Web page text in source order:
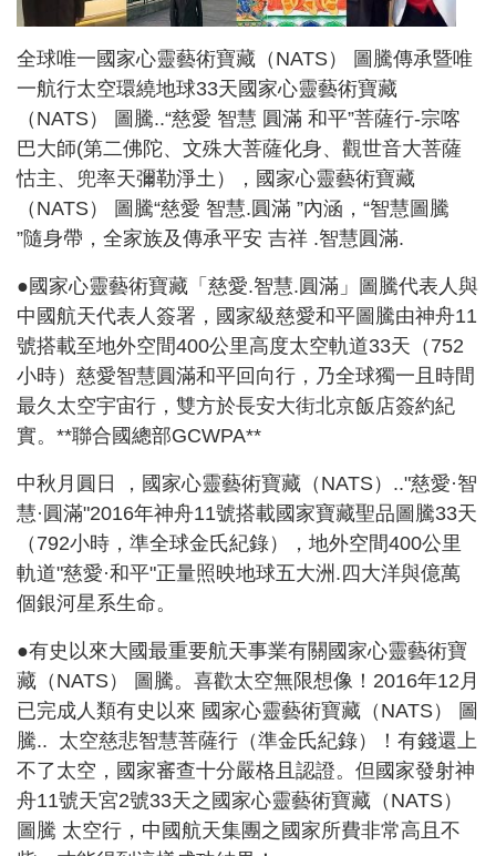
全球唯一國家心靈藝術寶藏（NATS） 圖騰傳承暨唯
一航行太空環繞地球33天國家心靈藝術寶藏
（NATS） 圖騰..“慈愛 智慧 圓滿 和平”菩薩行-宗喀
巴大師(第二佛陀、文殊大菩薩化身、觀世音大菩薩
怙主、兜率天彌勒淨土），國家心靈藝術寶藏
（NATS） 圖騰“慈愛 智慧.圓滿 ”內涵，“智慧圖騰
”隨身帶，全家族及傳承平安 吉祥 .智慧圓滿.
●國家心靈藝術寶藏「慈愛.智慧.圓滿」圖騰代表人與
中國航天代表人簽署，國家級慈愛和平圖騰由神舟11
號搭載至地外空間400公里高度太空軌道33天（752
小時）慈愛智慧圓滿和平回向行，乃全球獨一且時間
最久太空宇宙行，雙方於長安大街北京飯店簽約紀
實。**聯合國總部GCWPA**
中秋月圓日 ，國家心靈藝術寶藏（NATS）.."慈愛·智
慧·圓滿"2016年神舟11號搭載國家寶藏聖品圖騰33天
（792小時，準全球金氏紀錄），地外空間400公里
軌道"慈愛·和平"正量照映地球五大洲.四大洋與億萬
個銀河星系生命。
●有史以來大國最重要航天事業有關國家心靈藝術寶
藏（NATS） 圖騰。喜歡太空無限想像！2016年12月
已完成人類有史以來 國家心靈藝術寶藏（NATS） 圖
騰.. 太空慈悲智慧菩薩行（準金氏紀錄）！有錢還上
不了太空，國家審查十分嚴格且認證。但國家發射神
舟11號天宮2號33天之國家心靈藝術寶藏（NATS）
圖騰 太空行，中國航天集團之國家所費非常高且不